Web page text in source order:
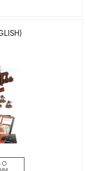
О